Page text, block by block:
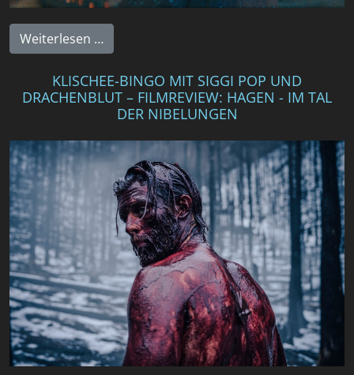
Weiterlesen …
KLISCHEE-BINGO MIT SIGGI POP UND
DRACHENBLUT – FILMREVIEW: HAGEN - IM TAL
DER NIBELUNGEN